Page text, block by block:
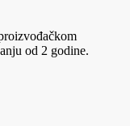
od 2 godine.